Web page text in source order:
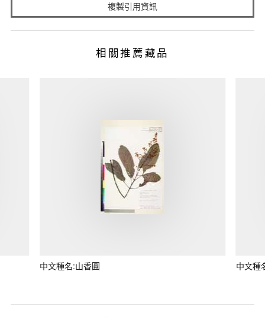
複製引用資訊
相關推薦藏品
中文種名:山香圓 中文種